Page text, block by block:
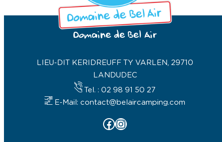
Domaine de Bel Air
LIEU-DIT KERIDREUFF TY VARLEN, 29710
LANDUDEC
Tel. : 02 98 91 50 27
E-Mail: contact@belaircamping.com
Facebook Instagram